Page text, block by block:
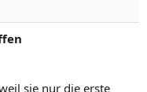
sie nur die erste